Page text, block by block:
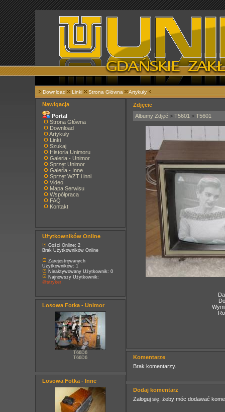
Download Linki Strona Główna Artykuły
Nawigacja
Portal
Strona Główna
Download
Artykuły
Linki
Szukaj
Historia Unimoru
Galeria - Unimor
Sprzęt Unimor
Galeria - Inne
Sprzęt WZT i inni
Video
Mapa Serwisu
Współpraca
FAQ
Kontakt
Użytkowników Online
Gości Online: 2
Brak Użytkowników Online
Zarejestrowanych
Użytkowników: 1
Nieaktywowany Użytkownik: 0
Najnowszy Użytkownik:
@stryker
Losowa Fotka - Unimor
T66D6
T66D6
Losowa Fotka - Inne
Zdjęcie
Albumy Zdjęć > T5601 > T5601
Komentarze
Brak komentarzy.
Dodaj komentarz
Zaloguj się, żeby móc dodawać